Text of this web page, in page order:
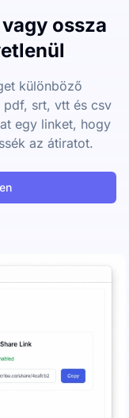
ossza
különböző
srt, vtt és csv
egy linket, hogy
az átiratot.